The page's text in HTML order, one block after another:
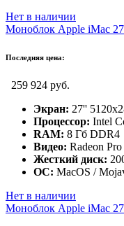
Нет в наличии
Моноблок Apple iMac
Последняя цена:
259 924 руб.
Экран: 27''
Процессор: Intel
RAM: 8 Гб DDR4
Видео: Radeon
Жесткий диск:
ОС: MacOS /
Нет в наличии
Моноблок Apple iMac